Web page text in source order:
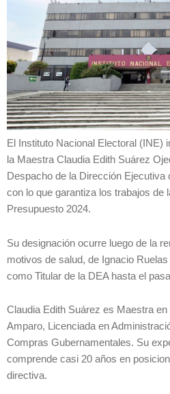
El Instituto Nacional Electoral (INE)
la Maestra Claudia Edith Suárez
Despacho de la Dirección Ejecutiva
con lo que garantiza los trabajos de
Presupuesto 2024.
Su designación ocurre luego de la
motivos de salud, de Ignacio
como Titular de la DEA hasta el
Claudia Edith Suárez es Maestra
Amparo, Licenciada en
Compras Gubernamentales. Su
comprende casi 20 años en
directiva.